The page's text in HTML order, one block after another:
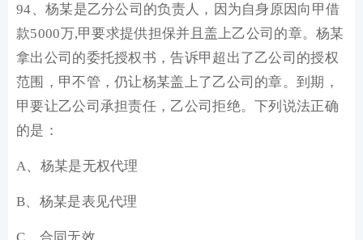
94、杨某是乙分公司的负责人，因为自身原因向甲借
款5000万,甲要求提供担保并且盖上乙公司的章。杨某
拿出公司的委托授权书，告诉甲超出了乙公司的授权
范围，甲不管，仍让杨某盖上了乙公司的章。到期，
甲要让乙公司承担责任，乙公司拒绝。下列说法正确
的是：
A、杨某是无权代理
B、杨某是表见代理